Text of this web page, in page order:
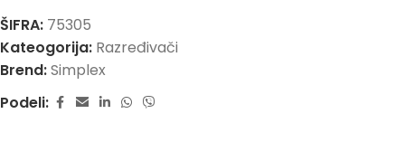
ŠIFRA: 75305
Kateogorija: Razređivači
Brend:Simplex
Podeli: